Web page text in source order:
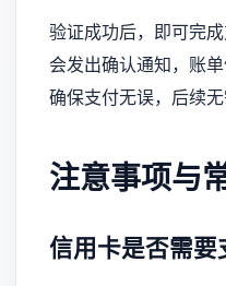
验证成功后，即可完
会发出确认通知，账单
确保支付无误，后续无
注意事项与
信用卡是否需要